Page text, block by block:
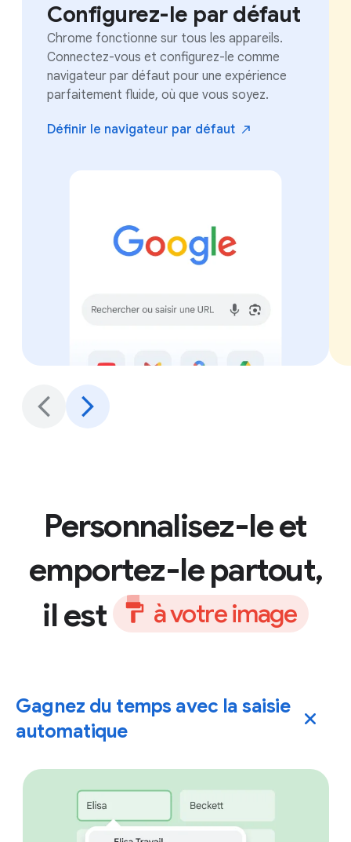
Configurez-le par défaut
Chrome fonctionne sur tous les appareils.
Connectez-vous et configurez-le comme
navigateur par défaut pour une expérience
parfaitement fluide, où que vous soyez.
Définir le navigateur par défaut
Personnalisez-le et
emportez-le partout,
il est
àvotre image
Gagnez du temps avec la saisie
automatique